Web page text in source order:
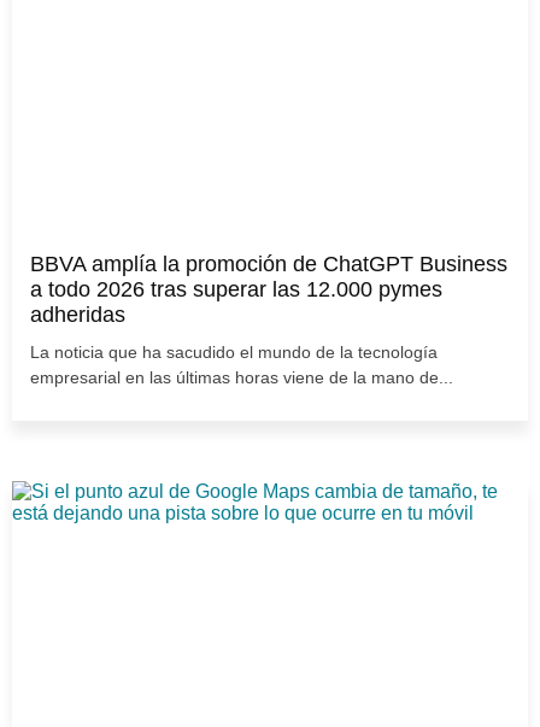
BBVA amplía la promoción de ChatGPT Business
a todo 2026 tras superar las 12.000 pymes
adheridas
La noticia que ha sacudido el mundo de la tecnología
empresarial en las últimas horas viene de la mano de...